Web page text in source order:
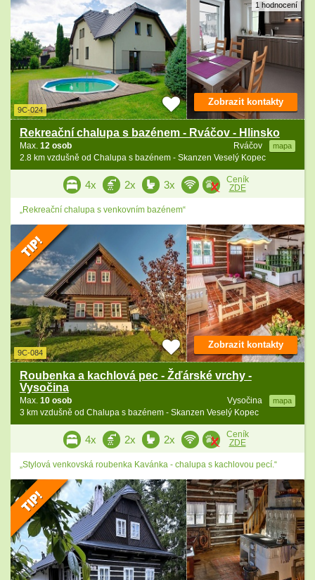
1 hodnocení
9C-024
Rekreační chalupa s bazénem - Rváčov - Hlinsko
Rváčov mapa
Max. 12 osob
2.8 km vzdušně od Chalupa s bazénem - Skanzen Veselý Kopec
Zobrazit kontakty
4x 2x 3x
Ceník
ZDE
„Rekreační chalupa s venkovním bazénem“
9C-084
Roubenka a kachlová pec - Žďárské vrchy -
Vysočina
Vysočina mapa
Max. 10 osob
3 km vzdušně od Chalupa s bazénem - Skanzen Veselý Kopec
Zobrazit kontakty
4x 2x 2x
Ceník
ZDE
„Stylová venkovská roubenka Kavánka - chalupa s kachlovou pecí.“